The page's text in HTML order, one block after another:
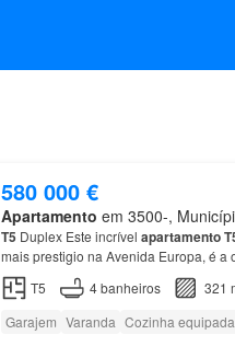
580 000 €
Apartamento em 3500-,
T5 Duplex Este incrível apartamento
mais prestigio na Avenida Europa, é a
quartos, divididos entre o
pisoinferior
T5 4banheiros
321
Garajem Varanda Cozinha equipada